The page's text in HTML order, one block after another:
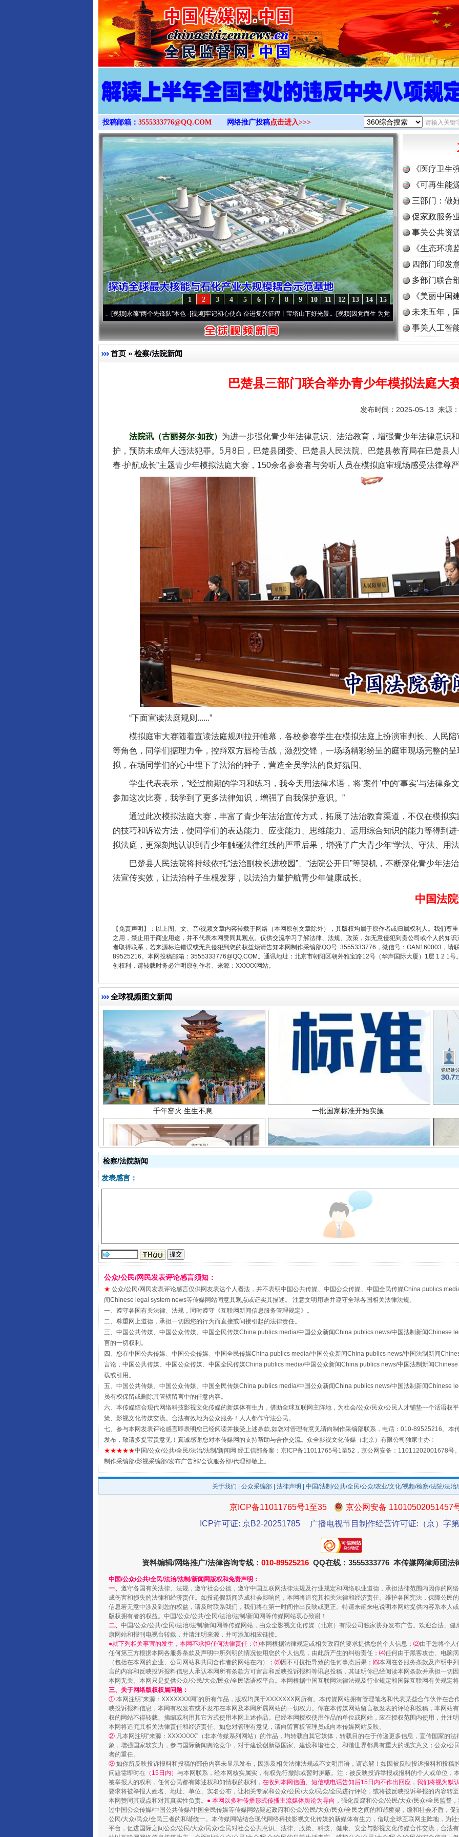
>
投稿邮箱： 3555333776@QQ.COM 网络推广投稿点击进入>>>
15
14
13
12
11
10
9
8
7
6
5
4
3
2
1
永葆“两个先锋队”本色·[视频]牢记初心使命 奋进复兴征程丨宝塔山下好光景..·[视频]因党而生 为党而战——百年“纪”事⑧加强纪律.. ·[
《医疗卫生
《可再生能
三部门：做
促家政服务
事关公共资
《生态环境
读
四部门印发
多部门联合
《美丽中国
未来五年，
事关人工智
首页 » 检察/法院新闻
巴楚县三部门联合举办青少年模拟法庭大
发布时间：2025-05-13 来源：
法院讯（古丽努尔·如孜） 为进一步强化青少年法律意识、法治教育，增强青少年法律意识
护，预防未成年人违法犯罪。5月8日，巴楚县团委、巴楚县人民法院、巴楚县教育局在巴楚县
春·护航成长”主题青少年模拟法庭大赛，150余名参赛者与旁听人员在模拟庭审现场感受法律尊
“下面宣读法庭规则......”
模拟庭审大赛随着宣读法庭规则拉开帷幕，各校参赛学生在模拟法庭上扮演审判长、人民陪
等角色，同学们据理力争，控辩双方唇枪舌战，激烈交锋，一场场精彩纷呈的庭审现场完整的呈
拟，在场同学们的心中埋下了法治的种子，营造全员学法的良好氛围。
学生代表表示，“经过前期的学习和练习，我今天用法律术语，将‘案件’中的‘事实’与法律条
参加这次比赛，我学到了更多法律知识，增强了自我保护意识。”
通过此次模拟法庭大赛，丰富了青少年法治宣传方式，拓展了法治教育渠道，不仅在模拟实
的技巧和诉讼方法，使同学们的表达能力、应变能力、思维能力、运用综合知识的能力等得到
拟法庭，更深刻地认识到青少年触碰法律红线的严重后果，增强了广大青少年“学法、守法、用
巴楚县人民法院将持续依托“法治副校长进校园”、“法院公开日”等契机，不断深化青少年法
法宣传实效，让法治种子生根发芽，以法治力量护航青少年健康成长。
中国法
【免责声明】：以上图、文、音/视频文章内容转载于网络（本网原创文章除外），其版权均属于原作者或归属权利人。我们尊
之用，禁止用于商业用途，并不代表本网赞同其观点。仅供交流学习了解法律、法规、政策，如无意侵犯到贵公司或个人的知
者取得联系，若来源标注错误或无意侵犯到您的权益烦请告知本网制作采编部QQ号: 3555333776，微信号：GAN160003，请
89525216。本网投稿邮箱：3555333776@QQ.COM。通讯地址：北京市朝阳区朝外雅宝路12号（华声国际大厦）1层 1 2 1
创权利，请转载时务必注明原创作者、来源：XXXXX网站。
全球视频图文新闻
完善运行机制助力责任有效落实 一纸欠条伤亲情 巡回调解促和解..
千年窑火 生生不息 一批国家标准开始实施
受贿1.44亿！段成刚被判无期
全民健身五年计划来了！等你上场
阿坝州三大球赛在茂县开幕 规模最大的光氢储一体化项目
国家大学科技园优化重塑工作 镜头丨大暑三秋近
检察/法院新闻
发表感言：
公众/公民/网民发表评论感言须知：
★ 公众/公民/网民发表评论感言仅供网友表达个人看法，并不表明中国公共传媒、中国公众传媒、中国全民传媒China publics
闻Chinese legal system news等传媒网站同意其观点或证实其描述。 注意文明用语并遵守全球各国相关法律法规。
一、遵守各国有关法律、法规，同时遵守《互联网新闻信息服务管理规定》。
二、尊重网上道德，承担一切因您的行为而直接或间接引起的法律责任。
三、中国公共传媒、中国公众传媒、中国全民传媒China publics media/中国公众新闻China publics news/中国法制新闻Chinese
言的一切权利。
四、您在中国公共传媒、中国公众传媒、中国全民传媒China publics media/中国公众新闻China publics news/中国法制新闻
言论，中国公共传媒、中国公众传媒、中国全民传媒China publics media/中国公众新闻China publics news/中国法制新闻
载或引用。
五、中国公共传媒、中国公众传媒、中国全民传媒China publics media/中国公众新闻China publics news/中国法制新闻Chinese
员有权保留或删除其管辖留言中的任意内容。
六、本传媒结合现代网络科技影视文化传媒的新媒体有生力，借助全球互联网主阵地，为社会/公众/民众/公民人才铺垫一个话语权
策、影视文化传媒交流。合法有效地为公众服务！人人都作守法公民。
七、参与本网发表评论感言即表明您已经阅读并接受上述条款,如您对管理有意见请向制作采编部联系，电话：010-89525216。本
发布，敬请多提宝贵意见！真诚感谢您对本传媒网的支持帮助与合作交流。众全影视文化传媒（北京）有限公司独家主办 :
★★★★★中国/公众/公共/全民/法治/法制/新闻网 经工信部备案：京ICP备11011765号1至52，京公网安备：11011202001678号
制作采编部/影视采编部/发布广告部/会议服务部/代理部敬上。
关于我们 公众采编部 法律声明 | 中国/法制/公共/全民/公众/农业/文化/视频/检察/法院/法治
京ICP备11011765号1至35
京公网安备 11010502051457
ICP许可证: 京B2-20251785
广播电视节目制作经营许可证:（京）字
资料编辑/网络推广/法律咨询专线： 010-89525216 QQ在线：3555333776 本传媒网律师团法
中国/公众/公共/全民/法治/法制/新闻网版权和免责声明：
一、 遵守各国有关法律、法规，遵守社会公德，遵守中国互联网法律法规及行业规定和网络职业道德，承担法律范围内因你的网
成伤害和损失的法律和经济责任。如投递假新闻造成社会影响的，本网将追究其相关法律和经济责任。维护各国宪法，保障公民
信息若无意中涉及到您的权益，请及时联系我们，我们将在第一时间作出反映或更正。特请来函来电说明本网站提供内容系本人
版权拥有者的权益。中国/公众/公共/全民/法治/法制/新闻网等传媒网站衷心致谢！
二、 中国/公众/公共/全民/法治/法制/新闻网等传媒网站，由众全影视文化传媒（北京）有限公司独家协办发布广告。欢迎合法、
康网站和报刊电视台转载，并请注明来源，并可添加相应链接。
●就下列相关事宜的发生，本网不承担任何法律责任：⑴本网根据法律规定或相关政府的要求提供您的个人信息； ⑵由于您将个人
任何第三方根据本网各服务条款及声明中所列明的情况使用您的个人信息，由此所产生的纠纷责任； ⑷任何由于黑客攻击、电脑
（包括在本网的企业、公司网站和共同合作者的网站在内）； ⑸因不可抗拒导致的任何事态后果； ⑹本网在各服务条款及声明中
言的内容和反映投诉报料信息人承认本网所有条款方可留言和反映投诉报料等讯息投稿，其证明你已经阅读本网条款并承担一切
本网无关。本网只是提供公众/公民/大众/民众/全民话语权平台。本网根据中国互联网法律法规及行业规定和国际互联网有关规定
三、关于网络版权权属问题：
① 本网注明“来源：XXXXXXX网”的所有作品，版权均属于XXXXXXX网所有。本传媒网站拥有管理笔名和代表某些合作伙伴在
映投诉报料信息，本网有权发布或不发布在本网及本网所属网站的一切权力。你在本传媒网站留言板发表的评论和投稿，本网站
权的网站不得转载、摘编或利用其它方式使用本网上述作品。已经本网授权使用作品的单位或网站，应在授权范围内使用，并注
本网将追究其相关法律责任和经济责任。如您对管理有意见，请向留言板管理员或向本传媒网站反映。
② 凡本网注明“来源：XXXXXXX”（非本传媒系列网站）的作品，均转载自其它媒体，转载目的在于传递更多信息，宣传国家的
象，增强国家软实力，参与国际新闻舆论竞争，对于建设创新型国家、建设和谐社会、和谐世界都具有重大的现实意义；公众/公
者的重任。
③ 如你所反映投诉报料和投稿的部份内容未显示发布，因涉及相关法律法规或不文明用语，请谅解！如因被反映投诉报料和投稿
问题需即时在 （15日内） 与本网联系，经本网核实属实，有权先行撤除或暂时屏蔽。注：被反映投诉举报或报料的个人或单位，
被举报人的权利，任何公民都有陈述权和知情权的权利， 在收到本网信函、短信或电话告知后15日内不作出回应，我们将视为默
要求将被举报人姓名、地址、单位、实名公布，让相关专家和公众/公民/大众/民众/全民进行评论，或将被反映投诉举报的内容转
本网赞同其观点和对其真实性负责。 ● 本网以多种传播形式传播主流媒体舆论为导向 ，强化反腐和公众/公民/大众/民众/全民监督
过中国公众传媒/中国公共传媒/中国全民传媒等传媒网站架起政府和公众/公民/大众/民众/全民之间的和谐桥梁，缓和社会矛盾，
公民/大众/民众/全民三者的和谐统一。本传媒网站结合现代网络科技影视文化传媒的新媒体有生力，借助全球互联网主阵地，为
平台，促进国际之间公众/公民/大众/民众/全民对社会公共意识、法律、政策、科技、健康、安全与影视文化传媒合作交流，合法